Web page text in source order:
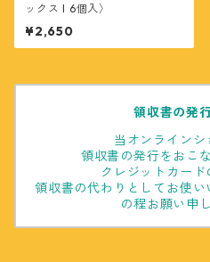
ックス l 6個入〉
¥2,650
領収書の発
当オンラインシ
領収書の発行をおこ
クレジットカード
領収書の代わりとしてお使
の程お願い申